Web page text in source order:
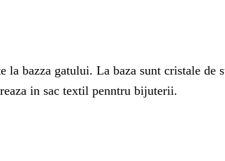
bazza gatului. La baza sunt cristale
in sac textil penntru bijuterii.